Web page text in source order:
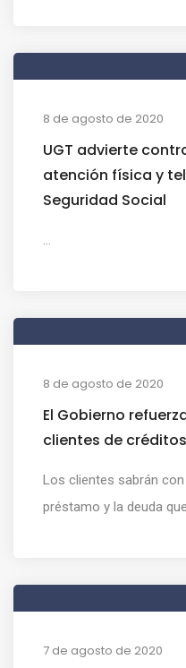
8 de agosto de 2020
UGT advierte
atención física y
Seguridad Social
...
8 de agosto de 2020
El Gobierno
clientes de
Los clientes sabrán
préstamo y la deuda
7 de agosto de 2020